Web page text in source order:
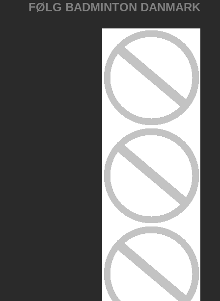
FØLG BADMINTON DANMARK